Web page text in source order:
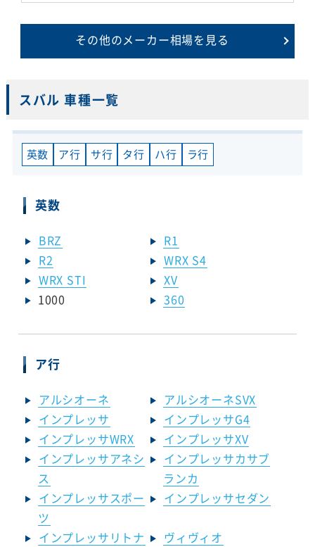
その他のメーカー相場を見る
スバル 車種一覧
英数 ア行 サ行 タ行 ハ行 ラ行
英数
BRZ
R1
R2
WRX S4
WRX STI
XV
1000
360
ア行
アルシオーネ
アルシオーネSVX
インプレッサ
インプレッサG4
インプレッサWRX
インプレッサXV
インプレッサアネシ
ス
インプレッサカサブ
ランカ
インプレッサスポー
ツ
インプレッサセダン
インプレッサリトナ
ヴィヴィオ